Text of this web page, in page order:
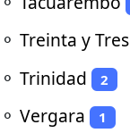
⚬ Treinta y Tres
⚬ Trinidad 2
⚬ Vergara 1